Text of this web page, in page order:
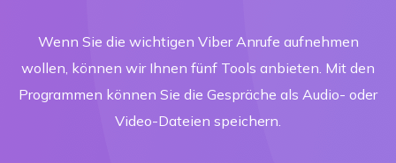
Wenn Sie die wichtigen Viber Anrufe aufnehmen
wollen, können wir Ihnen fünf Tools anbieten. Mit den
Programmen können Sie die Gespräche als Audio- oder
Video-Dateien speichern.